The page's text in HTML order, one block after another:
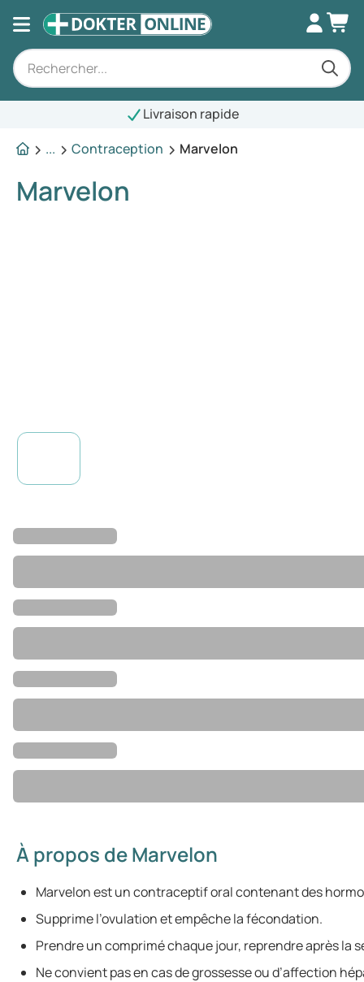
Livraison rapide
...
Contraception Marvelon
Marvelon
À propos de Marvelon
Marvelon est un contraceptif oral contenant des
Supprime l’ovulation et empêche la fécondation.
Prendre un comprimé chaque jour, reprendre après la
Ne convient pas en cas de grossesse ou d’affection